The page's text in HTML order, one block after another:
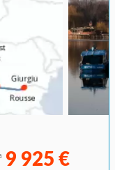
9 925 €